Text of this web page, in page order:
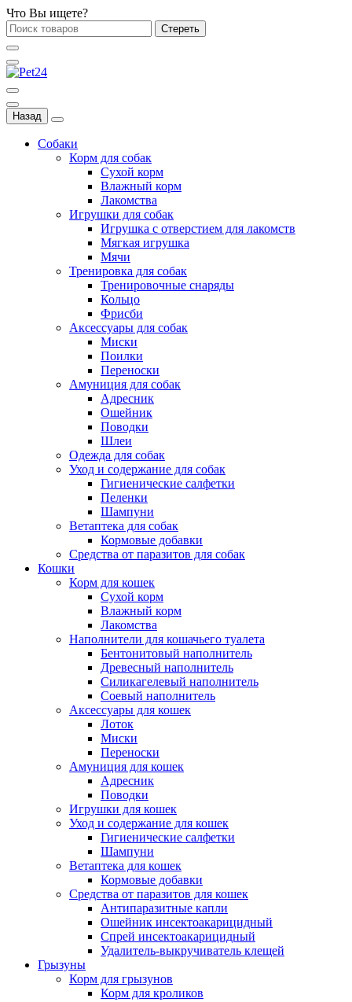
Что Вы ищете?
Стереть
Назад
Собаки
Корм для собак
Сухой корм
Влажный корм
Лакомства
Игрушки для собак
Игрушка с отверстием для лакомств
Мягкая игрушка
Мячи
Тренировка для собак
Тренировочные снаряды
Кольцо
Фрисби
Аксессуары для собак
Миски
Поилки
Переноски
Амуниция для собак
Адресник
Ошейник
Поводки
Шлеи
Одежда для собак
Уход и содержание для собак
Гигиенические салфетки
Пеленки
Шампуни
Ветаптека для собак
Кормовые добавки
Средства от паразитов для собак
Кошки
Корм для кошек
Сухой корм
Влажный корм
Лакомства
Наполнители для кошачьего туалета
Бентонитовый наполнитель
Древесный наполнитель
Силикагелевый наполнитель
Соевый наполнитель
Аксессуары для кошек
Лоток
Миски
Переноски
Амуниция для кошек
Адресник
Поводки
Игрушки для кошек
Уход и содержание для кошек
Гигиенические салфетки
Шампуни
Ветаптека для кошек
Кормовые добавки
Средства от паразитов для кошек
Антипаразитные капли
Ошейник инсектоакарицидный
Спрей инсектоакарицидный
Удалитель-выкручиватель клещей
Грызуны
Корм для грызунов
Корм для кроликов